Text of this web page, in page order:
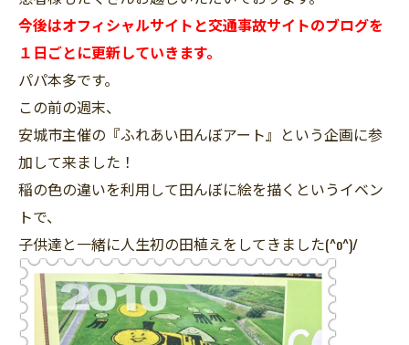
今後はオフィシャルサイトと交通事故サイトのブログを
１日ごとに更新していきます。
パパ本多です。
この前の週末、
安城市主催の『ふれあい田んぼアート』という企画に参
加して来ました！
稲の色の違いを利用して田んぼに絵を描くというイベン
トで、
子供達と一緒に人生初の田植えをしてきました(^o^)/